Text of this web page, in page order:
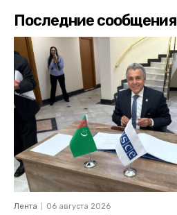
Последние сообщения
Лента 06 августа 2026